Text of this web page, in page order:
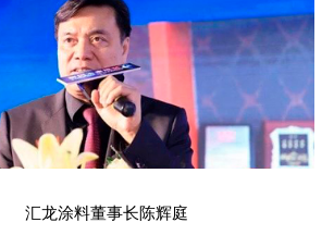
汇龙涂料董事长陈辉庭